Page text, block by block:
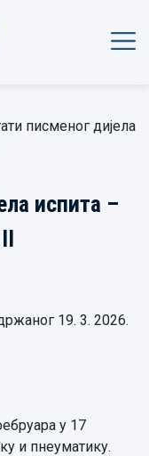
писменог дијела
испита –
19. 3. 2026.
у 17
и пнеуматику.